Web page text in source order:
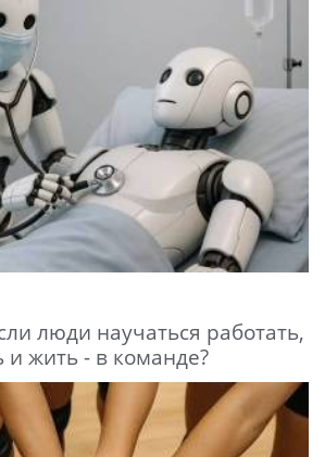
люди научаться работать,
и жить - в команде?